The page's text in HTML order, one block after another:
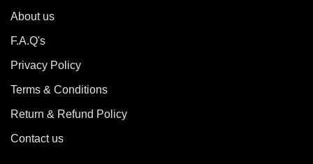
About us
F.A.Q's
Privacy Policy
Terms & Conditions
Return & Refund Policy
Contact us